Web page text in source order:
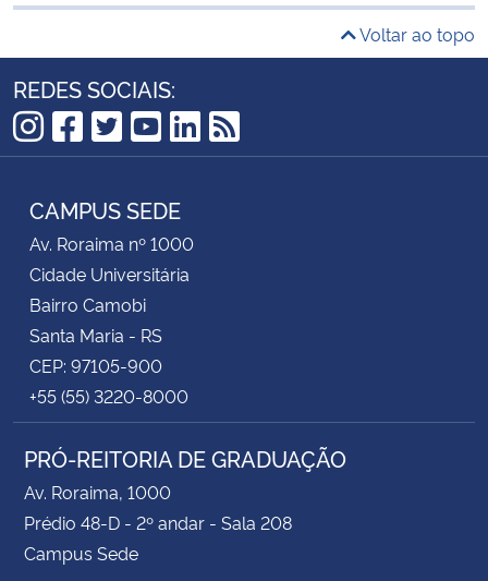
Voltar ao topo
REDES SOCIAIS:
Instagram
Facebook
Twitter
YouTube
LinkedIn
RSS
CAMPUS SEDE
Av. Roraima nº 1000
Cidade Universitária
Bairro Camobi
Santa Maria - RS
CEP: 97105-900
+55 (55) 3220-8000
PRÓ-REITORIA DE GRADUAÇÃO
Av. Roraima, 1000
Prédio 48-D - 2º andar - Sala 208
Campus Sede